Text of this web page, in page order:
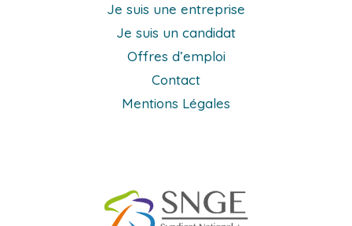
Je suis une entreprise
Je suis un candidat
Offres d’emploi
Contact
Mentions Légales